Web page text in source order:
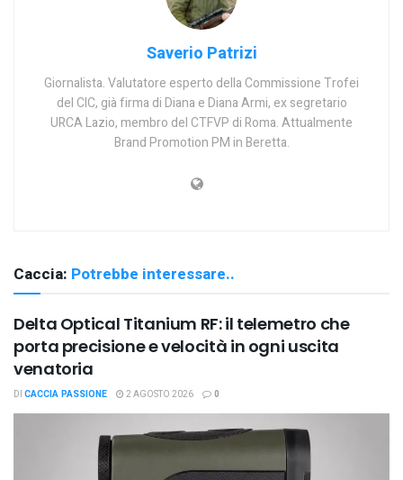
Saverio Patrizi
Giornalista. Valutatore esperto della Commissione Trofei
del CIC, già firma di Diana e Diana Armi, ex segretario
URCA Lazio, membro del CTFVP di Roma. Attualmente
Brand Promotion PM in Beretta.
Caccia: Potrebbe interessare..
Delta Optical Titanium RF: il telemetro che
porta precisione e velocità in ogni uscita
venatoria
DI CACCIA PASSIONE 2 AGOSTO 2026 0